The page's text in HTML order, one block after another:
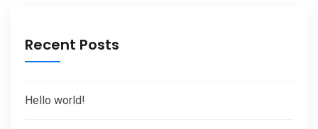
Recent Posts
Hello world!